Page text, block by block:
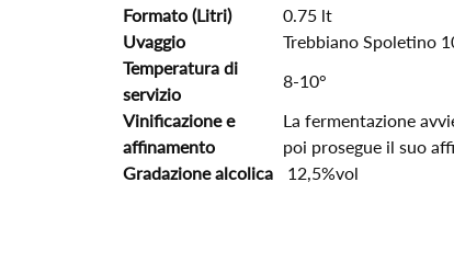
Formato (Litri)
0.75 lt
Uvaggio
Trebbiano Spoletino
Temperatura di
servizio
8-10°
Vinificazione e
affinamento
La fermentazione
poi prosegue il suo
Gradazione alcolica
12,5%vol